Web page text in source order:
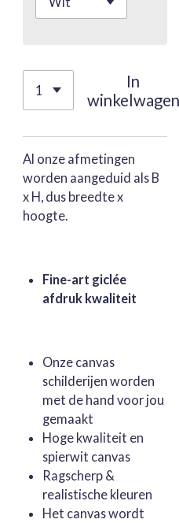
In
winkelwagen
Al onze afmetingen
worden aangeduid als B
x H, dus breedte x
hoogte.
Fine-art giclée
afdruk kwaliteit
Onze canvas
schilderijen worden
met de hand voor jou
gemaakt
Hoge kwaliteit en
spierwit canvas
Ragscherp &
realistische kleuren
Het canvas wordt